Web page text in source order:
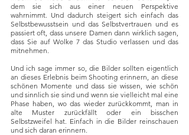
dem sie sich aus einer neuen Perspektive
wahrnimmt. Und dadurch steigert sich einfach das
Selbstbewusstsein und das Selbstvertrauen und es
passiert oft, dass unsere Damen dann wirklich sagen,
dass Sie auf Wolke 7 das Studio verlassen und das
mitnehmen.
Und ich sage immer so, die Bilder sollten eigentlich
an dieses Erlebnis beim Shooting erinnern, an diese
schönen Momente und dass sie wissen, wie schön
und sinnlich sie sind und wenn sie vielleicht mal eine
Phase haben, wo das wieder zurückkommt, man in
alte Muster zurückfällt oder ein bisschen
Selbstzweifel hat. Einfach in die Bilder reinschauen
und sich daran erinnern.